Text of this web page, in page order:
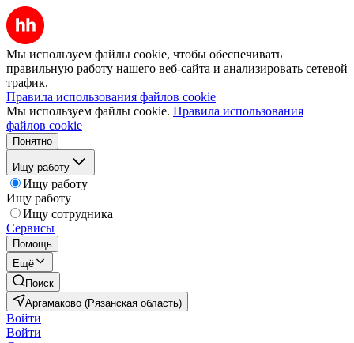
Мы используем файлы cookie, чтобы обеспечивать
правильную работу нашего веб-сайта и анализировать сетевой
трафик.
Правила использования файлов cookie
Мы используем файлы cookie. Правила использования
файлов cookie
Понятно
Ищу работу
Ищу работу
Ищу работу
Ищу сотрудника
Сервисы
Помощь
Ещё
Поиск
Аргамаково (Рязанская область)
Войти
Войти